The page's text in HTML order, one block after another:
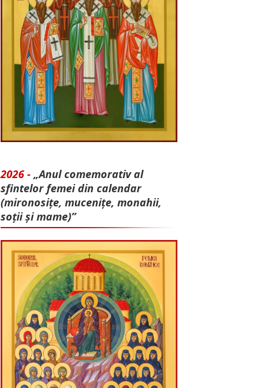
2026 - „Anul comemorativ al
sfintelor femei din calendar
(mironosițe, mu­cenițe, monahii,
soții și mame)”